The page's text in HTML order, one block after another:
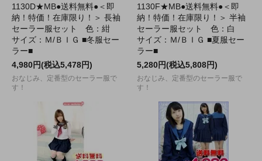
1130D★MB●送料無料●＜即
納！特価！在庫限り！＞ 長袖
セーラー服セット 色：紺
サイズ：Ｍ/ＢＩＧ ■冬服セー
ラー■
4,980円(税込5,478円)
おなじみ、定番型のセーラー服で
す！
1130F★MB●送料無料●＜即
納！特価！在庫限り！＞ 半袖
セーラー服セット 色：白
サイズ：Ｍ/ＢＩＧ ■夏服セー
ラー■
5,280円(税込5,808円)
おなじみ、定番型のセーラー服で
す！